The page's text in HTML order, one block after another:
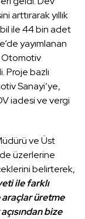
arttırarak yıllık
ile 44 bin adet
yayımlanan
Otomotiv
Proje bazlı
Sanayi’ye,
iadesi ve vergi
ve Üst
üzerlerine
belirterek,
ile farklı
üretme
bize